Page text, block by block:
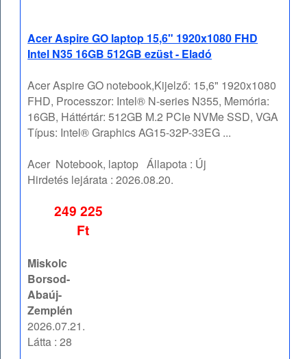
Acer Aspire GO laptop 15,6" 1920x1080 FHD
Intel N35 16GB 512GB ezüst - Eladó
Acer Aspire GO notebook,Kijelző: 15,6" 1920x1080
FHD, Processzor: Intel® N-series N355, Memória:
16GB, Háttértár: 512GB M.2 PCIe NVMe SSD, VGA
Típus: Intel® Graphics AG15-32P-33EG ...
Acer Notebook, laptop Állapota : Új
Hirdetés lejárata :2026.08.20.
249 225
Ft
Miskolc
Borsod-
Abaúj-
Zemplén
2026.07.21.
Látta : 28